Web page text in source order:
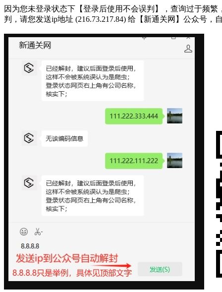
因为您未登录状态下【登录后使用不会误判】，查询过于频
判，请您发送ip地址 (216.73.217.84) 给【新通关网】公众号，